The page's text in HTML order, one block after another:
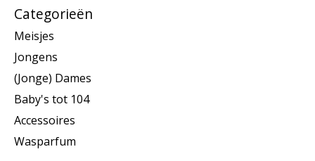
Categorieën
Meisjes
Jongens
(Jonge) Dames
Baby's tot 104
Accessoires
Wasparfum